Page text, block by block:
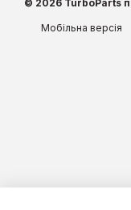
© 2026 TurboParts
Мобільна версія